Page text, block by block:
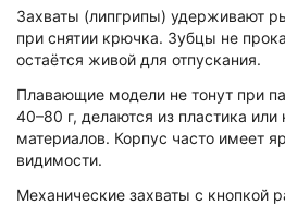
Захваты (липгрипы) удерживают
при снятии крючка. Зубцы не
остаётся живой для отпускания.
Плавающие модели не тонут при
40–80 г, делаются из пластика или
материалов. Корпус часто имеет
видимости.
Механические захваты с кнопкой